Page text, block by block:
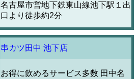
名古屋市営地下鉄東山線池下駅１出
口より徒歩約2分
串カツ田中 池下店
お得に飲めるサービス多数 田中名